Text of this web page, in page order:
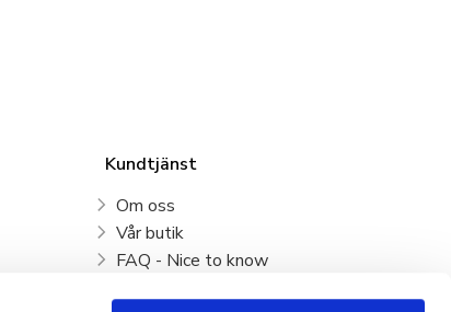
Kundtjänst
Om oss
Vår butik
FAQ - Nice to know